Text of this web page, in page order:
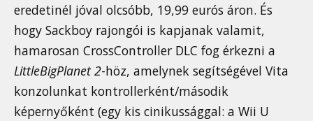
eredetinél jóval olcsóbb, 19,99 eurós áron. És
hogy Sackboy rajongói is kapjanak valamit,
hamarosan CrossController DLC fog érkezni a
LittleBigPlanet 2-höz, amelynek segítségével Vita
konzolunkat kontrollerként/második
képernyőként (egy kis cinikussággal: a Wii U